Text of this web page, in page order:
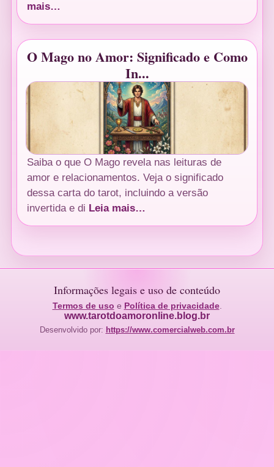
mais…
O Mago no Amor: Significado e Como
In...
Saiba o que O Mago revela nas leituras de
amor e relacionamentos. Veja o significado
dessa carta do tarot, incluindo a versão
invertida e di Leia mais…
Informações legais e uso de conteúdo
Termos de uso e Política de privacidade.
www.tarotdoamoronline.blog.br
Desenvolvido por: https://www.comercialweb.com.br